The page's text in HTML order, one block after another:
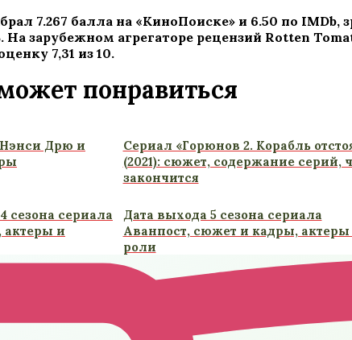
7.267 балла на «КиноПоиске» и 6.50 по
На зарубежном агрегаторе рецензий Rotten
7,31 из 10.
понравиться
Нэнси Дрю и
Сериал «Горюнов 2. Корабль
(2021): сюжет, содержание серий,
закончится
сезона сериала
актеры и
Дата выхода 5 сезона сериала
Аванпост, сюжет и кадры, актеры
роли